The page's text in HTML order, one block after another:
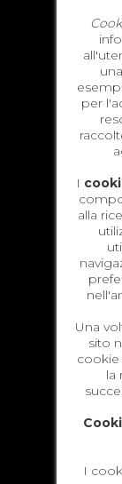
per
I
alla
Una
sito
cookie
la
I